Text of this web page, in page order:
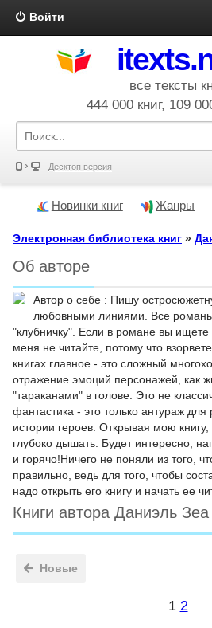
Войти
все тексты
444 000 книг, 109
Десктоп версия
Новинки книг Жанры
Электронная библиотека книг »
Об авторе
Автор о себе : Пишу
любовными линиями. Все
"клубничку". Если в романе вы ищете
меня не читайте, потому что
книгах главное - это сложный
отражение эмоций персонажей, как
"тараканами" в голове. Это не
фантастика - это только антураж
истории героев. Открывая мою книгу,
глубоко дышать. Будет интересно,
и горячо!Ничего не поняли из того,
правильно, ведь для того, чтобы
надо открыть его книгу и начать ее
Книги автора Даниэль
Новые
1 2